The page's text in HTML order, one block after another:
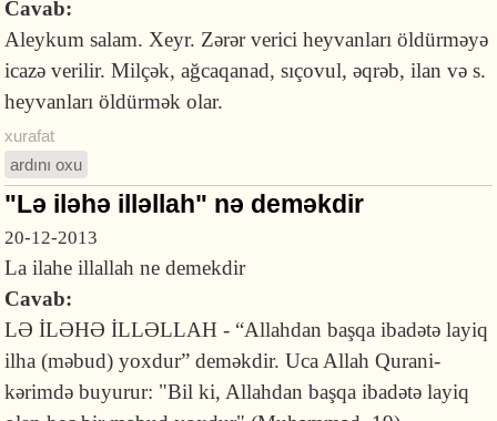
Cavab:
Aleykum salam. Xeyr. Zərər verici heyvanları öldürməyə
icazə verilir. Milçək, ağcaqanad, sıçovul, əqrəb, ilan və s.
heyvanları öldürmək olar.
xurafat
ardını oxu
"Lə iləhə illəllah" nə deməkdir
20-12-2013
La ilahe illallah ne demekdir
Cavab:
LƏ İLƏHƏ İLLƏLLAH - “Allahdan başqa ibadətə layiq
ilha (məbud) yoxdur” deməkdir. Uca Allah Qurani-
kərimdə buyurur: "Bil ki, Allahdan başqa ibadətə layiq